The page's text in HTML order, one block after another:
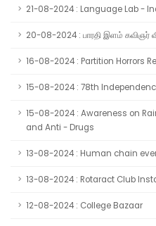
21-08-2024 : Language Lab -
20-08-2024 : பாரதி இளம் கவிஞர்
16-08-2024 : Partition Horrors
15-08-2024 : 78th
15-08-2024 : Awareness on
and Anti - Drugs
13-08-2024 : Human chain
13-08-2024 : Rotaract Club
12-08-2024 : College Bazaar